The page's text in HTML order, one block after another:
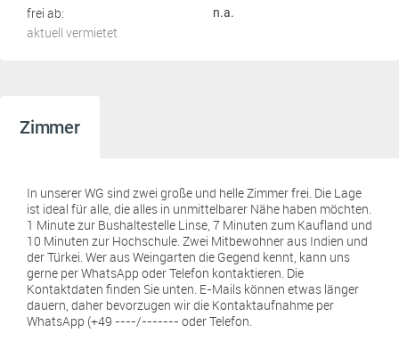
frei ab: n.a.
aktuell vermietet
Zimmer
In unserer WG sind zwei große und helle Zimmer frei. Die Lage
ist ideal für alle, die alles in unmittelbarer Nähe haben möchten.
1 Minute zur Bushaltestelle Linse, 7 Minuten zum Kaufland und
10 Minuten zur Hochschule. Zwei Mitbewohner aus Indien und
der Türkei. Wer aus Weingarten die Gegend kennt, kann uns
gerne per WhatsApp oder Telefon kontaktieren. Die
Kontaktdaten finden Sie unten. E-Mails können etwas länger
dauern, daher bevorzugen wir die Kontaktaufnahme per
WhatsApp (+49 ----/------- oder Telefon.